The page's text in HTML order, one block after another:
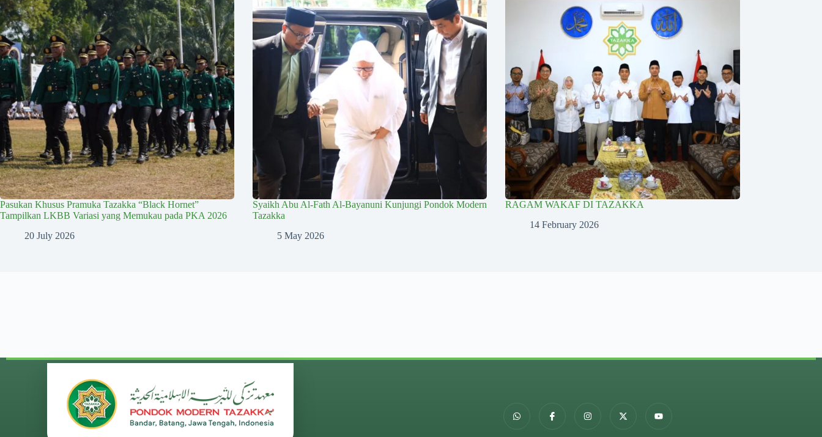
Pasukan Khusus Pramuka Tazakka “Black Hornet”
Tampilkan LKBB Variasi yang Memukau pada PKA 2026
20 July 2026
Syaikh Abu Al-Fath Al-Bayanuni Kunjungi Pondok Modern
Tazakka
5 May 2026
RAGAM WAKAF DI TAZAKKA
14 February 2026